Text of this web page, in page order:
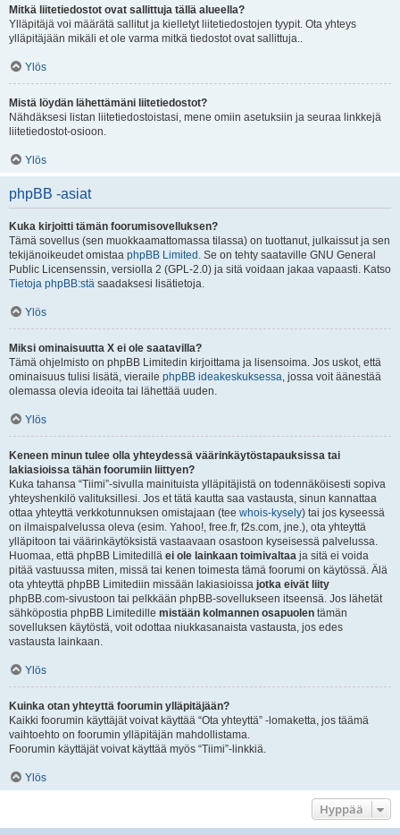
Mitkä liitetiedostot ovat sallittuja tällä alueella?
Ylläpitäjä voi määrätä sallitut ja kielletyt liitetiedostojen tyypit. Ota yhteys
ylläpitäjään mikäli et ole varma mitkä tiedostot ovat sallittuja..
Ylös
Mistä löydän lähettämäni liitetiedostot?
Nähdäksesi listan liitetiedostoistasi, mene omiin asetuksiin ja seuraa linkkejä
liitetiedostot-osioon.
Ylös
phpBB -asiat
Kuka kirjoitti tämän foorumisovelluksen?
Tämä sovellus (sen muokkaamattomassa tilassa) on tuottanut, julkaissut ja sen
tekijänoikeudet omistaa phpBB Limited . Se on tehty saataville GNU General
Public Licensenssin, versiolla 2 (GPL-2.0) ja sitä voidaan jakaa vapaasti. Katso
Tietoja phpBB:stä saadaksesi lisätietoja.
Ylös
Miksi ominaisuutta X ei ole saatavilla?
Tämä ohjelmisto on phpBB Limitedin kirjoittama ja lisensoima. Jos uskot, että
ominaisuus tulisi lisätä, vieraile phpBB ideakeskuksessa, jossa voit äänestää
olemassa olevia ideoita tai lähettää uuden.
Ylös
Keneen minun tulee olla yhteydessä väärinkäytöstapauksissa tai
lakiasioissa tähän foorumiin liittyen?
Kuka tahansa “Tiimi”-sivulla mainituista ylläpitäjistä on todennäköisesti sopiva
yhteyshenkilö valituksillesi. Jos et tätä kautta saa vastausta, sinun kannattaa
ottaa yhteyttä verkkotunnuksen omistajaan (tee whois-kysely) tai jos kyseessä
on ilmaispalvelussa oleva (esim. Yahoo!, free.fr, f2s.com, jne.), ota yhteyttä
ylläpitoon tai väärinkäytöksistä vastaavaan osastoon kyseisessä palvelussa.
Huomaa, että phpBB Limitedillä ei ole lainkaan toimivaltaa ja sitä ei voida
pitää vastuussa miten, missä tai kenen toimesta tämä foorumi on käytössä. Älä
ota yhteyttä phpBB Limitediin missään lakiasioissa jotka eivät liity
phpBB.com-sivustoon tai pelkkään phpBB-sovellukseen itseensä. Jos lähetät
sähköpostia phpBB Limitedille mistään kolmannen osapuolen tämän
sovelluksen käytöstä, voit odottaa niukkasanaista vastausta, jos edes
vastausta lainkaan.
Ylös
Kuinka otan yhteyttä foorumin ylläpitäjään?
Kaikki foorumin käyttäjät voivat käyttää “Ota yhteyttä” -lomaketta, jos täämä
vaihtoehto on foorumin ylläpitäjän mahdollistama.
Foorumin käyttäjät voivat käyttää myös “Tiimi”-linkkiä.
Ylös
Hyppää